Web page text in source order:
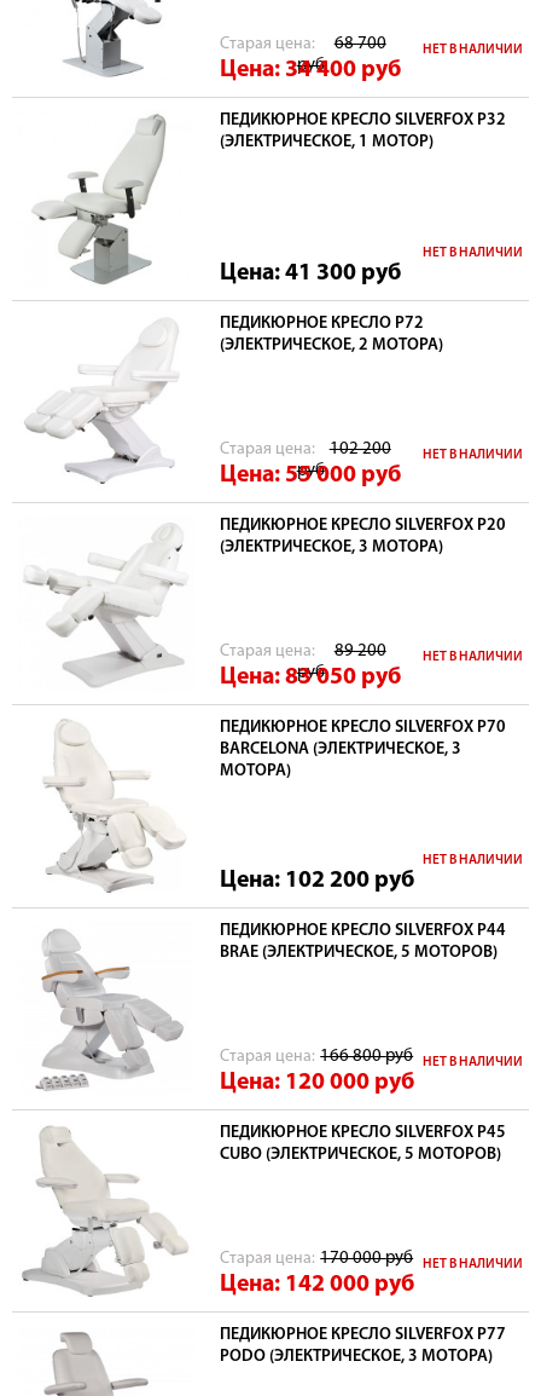
Cтарая цена:
68 700
руб
Цена: 34 400 руб
НЕТ В НАЛИЧИИ
ПЕДИКЮРНОЕ КРЕСЛО SILVERFOX P32
(ЭЛЕКТРИЧЕСКОЕ, 1 МОТОР)
Цена: 41 300 руб
НЕТ В НАЛИЧИИ
ПЕДИКЮРНОЕ КРЕСЛО Р72
(ЭЛЕКТРИЧЕСКОЕ, 2 МОТОРА)
Cтарая цена:
102 200
руб
Цена: 55 000 руб
НЕТ В НАЛИЧИИ
ПЕДИКЮРНОЕ КРЕСЛО SILVERFOX Р20
(ЭЛЕКТРИЧЕСКОЕ, 3 МОТОРА)
Cтарая цена:
89 200
руб
Цена: 83 050 руб
НЕТ В НАЛИЧИИ
ПЕДИКЮРНОЕ КРЕСЛО SILVERFOX Р70
BARCELONA (ЭЛЕКТРИЧЕСКОЕ, 3
МОТОРА)
Цена: 102 200 руб
НЕТ В НАЛИЧИИ
ПЕДИКЮРНОЕ КРЕСЛО SILVERFOX Р44
BRAE (ЭЛЕКТРИЧЕСКОЕ, 5 МОТОРОВ)
Cтарая цена: 166 800руб
Цена: 120 000 руб
НЕТ В НАЛИЧИИ
ПЕДИКЮРНОЕ КРЕСЛО SILVERFOX P45
CUBO (ЭЛЕКТРИЧЕСКОЕ, 5 МОТОРОВ)
Cтарая цена: 170 000руб
Цена: 142 000 руб
НЕТ В НАЛИЧИИ
ПЕДИКЮРНОЕ КРЕСЛО SILVERFOX Р77
PODO (ЭЛЕКТРИЧЕСКОЕ, 3 МОТОРА)